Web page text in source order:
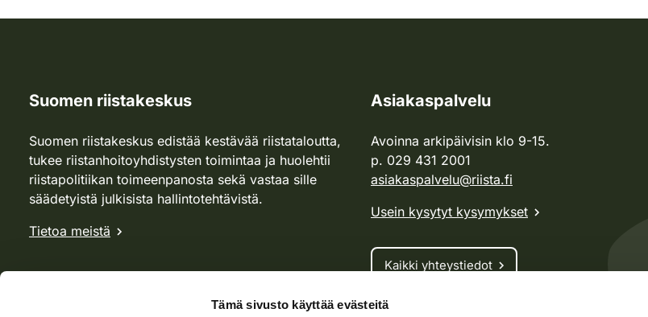
Tämä sivusto käyttää evästeitä
Suomen riistakeskus
Suomen riistakeskus edistää kestävää riistataloutta,
tukee riistanhoitoyhdistysten toimintaa ja huolehtii
riistapolitiikan toimeenpanosta sekä vastaa sille
säädetyistä julkisista hallintotehtävistä.
Tietoa meistä
Asiakaspalvelu
Avoinna arkipäivisin klo 9-15.
p. 029 431 2001
asiakaspalvelu@riista.fi
Usein kysytyt kysymykset
Kaikki yhteystiedot
Metsästyskortti-asiat